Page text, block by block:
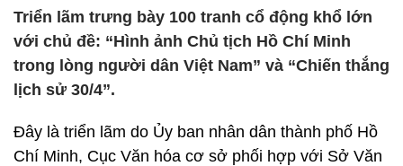
Triển lãm trưng bày 100 tranh cổ động khổ lớn
với chủ đề: “Hình ảnh Chủ tịch Hồ Chí Minh
trong lòng người dân Việt Nam” và “Chiến thắng
lịch sử 30/4”.
Đây là triển lãm do Ủy ban nhân dân thành phố Hồ
Chí Minh, Cục Văn hóa cơ sở phối hợp với Sở Văn